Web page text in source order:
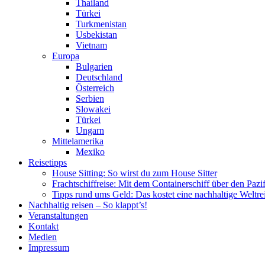
Thailand
Türkei
Turkmenistan
Usbekistan
Vietnam
Europa
Bulgarien
Deutschland
Österreich
Serbien
Slowakei
Türkei
Ungarn
Mittelamerika
Mexiko
Reisetipps
House Sitting: So wirst du zum House Sitter
Frachtschiffreise: Mit dem Containerschiff über den
Tipps rund ums Geld: Das kostet eine nachhaltige
Nachhaltig reisen – So klappt’s!
Veranstaltungen
Kontakt
Medien
Impressum